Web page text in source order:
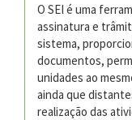
O SEI é uma
assinatura e
sistema,
documentos,
unidades ao
ainda que
realização das